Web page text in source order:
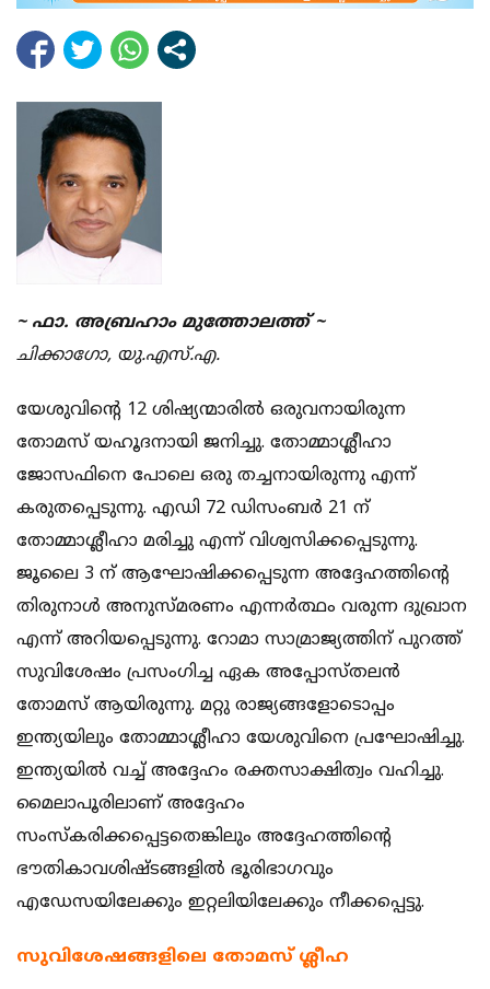
~ ഫാ. അബ്രഹാം മുത്തോലത്ത് ~
ചിക്കാഗോ, യു.എസ്.എ.
യേശുവിന്റെ 12 ശിഷ്യന്മാരില്‍ ഒരുവനായിരുന്ന
തോമസ് യഹൂദനായി ജനിച്ചു. തോമ്മാശ്ലീഹാ
ജോസഫിനെ പോലെ ഒരു തച്ചനായിരുന്നു എന്ന്
കരുതപ്പെടുന്നു. എഡി 72 ഡിസംബര്‍ 21 ന്
തോമ്മാശ്ലീഹാ മരിച്ചു എന്ന് വിശ്വസിക്കപ്പെടുന്നു.
ജൂലൈ 3 ന് ആഘോഷിക്കപ്പെടുന്ന അദ്ദേഹത്തിന്റെ
തിരുനാള്‍ അനുസ്മരണം എന്നര്‍ത്ഥം വരുന്ന ദുഖ്രാന
എന്ന് അറിയപ്പെടുന്നു. റോമാ സാമ്രാജ്യത്തിന് പുറത്ത്
സുവിശേഷം പ്രസംഗിച്ച ഏക അപ്പോസ്തലന്‍
തോമസ് ആയിരുന്നു. മറ്റു രാജ്യങ്ങളോടൊപ്പം
ഇന്ത്യയിലും തോമ്മാശ്ലീഹാ യേശുവിനെ പ്രഘോഷിച്ചു.
ഇന്ത്യയില്‍ വച്ച് അദ്ദേഹം രക്തസാക്ഷിത്വം വഹിച്ചു.
മൈലാപൂരിലാണ് അദ്ദേഹം
സംസ്‌കരിക്കപ്പെട്ടതെങ്കിലും അദ്ദേഹത്തിന്റെ
ഭൗതികാവശിഷ്ടങ്ങളില്‍ ഭൂരിഭാഗവും
എഡേസയിലേക്കും ഇറ്റലിയിലേക്കും നീക്കപ്പെട്ടു.
സുവിശേഷങ്ങളിലെ തോമസ് ശ്ലീഹ